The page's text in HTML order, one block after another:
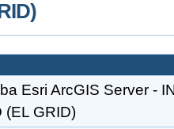
Esri ArcGIS Server -
(EL GRID)